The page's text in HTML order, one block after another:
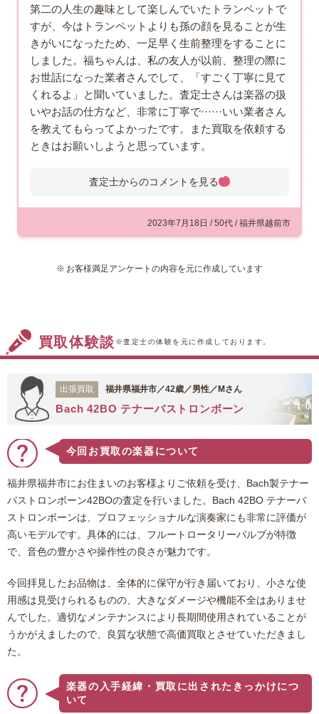
第二の人生の趣味として楽しんでいたトランペットで
すが、今はトランペットよりも孫の顔を見ることが生
きがいになったため、一足早く生前整理をすることに
しました。福ちゃんは、私の友人が以前、整理の際に
お世話になった業者さんでして、「すごく丁寧に見て
くれるよ」と聞いていました。査定士さんは楽器の扱
いやお話の仕方など、非常に丁寧で······いい業者さん
を教えてもらってよかったです。また買取を依頼する
ときはお願いしようと思っています。
査定士からのコメント
越前市にお住まいのお客様よりご
依頼を受け、トランペットの出張
プロ奏者からも高い支持を得てい
されているモデルです。依頼品は銀メッキ仕上げ
となっており、金管楽器に特有の細かいキズがご
また、しっかりメンテナンスをされていたこと、
付属品が多かったことなどを考慮し、お値段のほ
うも頑張らせていただきました。このたびは福ち
ゃんをご利用いただき、ありがとうございまし
た。
査定士からのコメントを 見る
2023年7月18日 / 50代 / 福井県越前市
お客様満足アンケートの内容を元に作成しています
買取体験談 ※査定士の体験を元に作成しております。
出張買取 福井県福井市／42歳／男性／Mさん
Bach 42BO テナーバストロンボーン
今回お買取の楽器について
福井県福井市にお住まいのお客様よりご依頼を受け、Bach製テナー
バストロンボーン42BOの査定を行いました。Bach 42BO テナーバ
ストロンボーンは、プロフェッショナルな演奏家にも非常に評価が
高いモデルです。具体的には、フルートロータリーバルブが特徴
で、音色の豊かさや操作性の良さが魅力です。
今回拝見したお品物は、全体的に保守が行き届いており、小さな使
用感は見受けられるものの、大きなダメージや機能不全はありませ
んでした。適切なメンテナンスにより長期間使用されていることが
うかがえましたので、良質な状態で高価買取とさせていただきまし
た。
楽器の入手経緯・買取に出されたきっかけにつ
いて